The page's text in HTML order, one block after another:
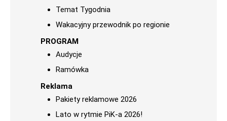
Temat Tygodnia
Wakacyjny przewodnik po regionie
PROGRAM
Audycje
Ramówka
Reklama
Pakiety reklamowe 2026
Lato w rytmie PiK-a 2026!